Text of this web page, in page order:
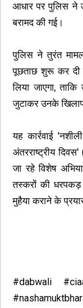
आधार पर पुलिस ने
बरामद की गई।
पुलिस ने तुरंत
पूछताछ शुरू कर
लिया जाएगा,
जुटाकर उनके
यह कार्रवाई
अंतरराष्ट्रीय
जा रहे विशेष
तस्करों की
मुहैया कराने के
#dabwali